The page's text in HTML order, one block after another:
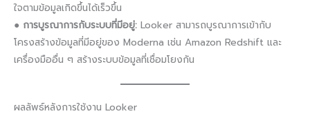
ใจตามข้อมูลเกิดขึ้นได้เร็วขึ้น
● การบูรณาการกับระบบที่มีอยู่: Looker สามารถบูรณาการเข้ากับ
โครงสร้างข้อมูลที่มีอยู่ของ Moderna เช่น Amazon Redshift และ
เครื่องมืออื่น ๆ สร้างระบบข้อมูลที่เชื่อมโยงกัน
ผลลัพธ์หลังการใช้งาน Looker